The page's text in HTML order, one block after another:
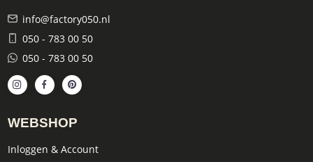
info@factory050.nl
050 - 783 00 50
050 - 783 00 50
WEBSHOP
Inloggen & Account